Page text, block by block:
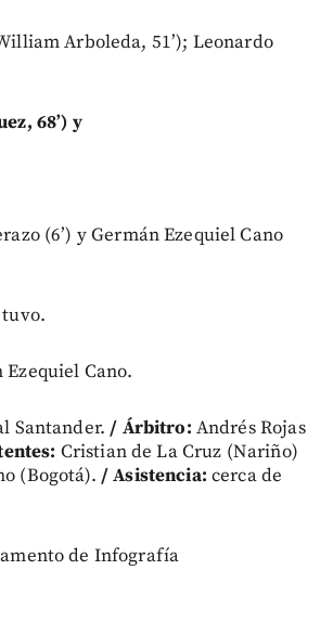
Arboleda, 51’); Leonardo
68’) y
(6’) y Germán Ezequiel Cano
Ezequiel Cano.
Santander./ Árbitro: Andrés Rojas
Cristian de La Cruz (Nariño)
(Bogotá). / Asistencia: cerca de
de Infografía